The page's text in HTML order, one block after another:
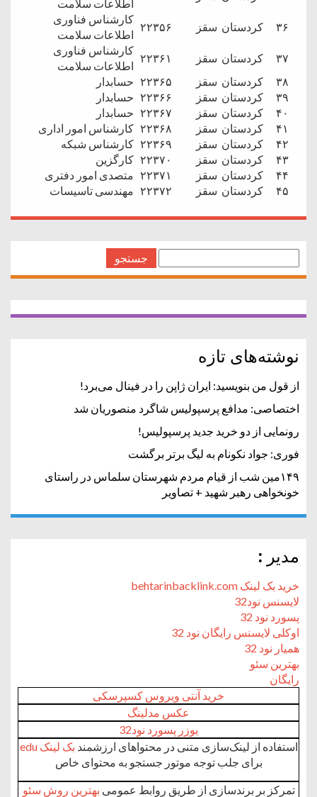
اطلاعات سلامت
۳۶
کردستان سقز ۲۲۳۵۶
کارشناس فناوری
اطلاعات سلامت
۳۷
کردستان سقز ۲۲۳۶۱
کارشناس فناوری
اطلاعات سلامت
۳۸
کردستان سقز ۲۲۳۶۵ حسابدار
۳۹
کردستان سقز ۲۲۳۶۶ حسابدار
۴۰
کردستان سقز ۲۲۳۶۷ حسابدار
۴۱
کردستان سقز ۲۲۳۶۸ کارشناس امور اداری
۴۲
کردستان سقز ۲۲۳۶۹ کارشناس شبکه
۴۳
کردستان سقز ۲۲۳۷۰ کارگزین
۴۴
کردستان سقز ۲۲۳۷۱ متصدی امور دفتری
۴۵
کردستان سقز ۲۲۳۷۲ مهندسی تاسیسات
برای:
نوشته‌های تازه
از قول من بنویسید: ایران ژاپن را در فینال می‌برد!
اختصاصی: مدافع پرسپولیس شاگرد منصوریان شد
رونمایی از دو خرید جدید پرسپولیس!
فوری: جواد نکونام به لیگ برتر برگشت
۱۴۹مین شب از قیام مردم شهرستان سلماس در راستای
خونخواهی رهبر شهید + تصاویر
مدیر :
خرید بک لینک behtarinbacklink.com
لایسنس نود32
پسورد نود 32
اوکلی لایسنس رایگان نود 32
همیار نود 32
بهترین سئو
رایگان
خرید آنتی ویروس کسپرسکی
عکس مدلینگ
یوزر پسورد نود32
استفاده از لینک‌سازی متنی در محتواهای ارزشمند بک لینک edu
برای جلب توجه موتور جستجو به محتوای خاص
تمرکز بر برندسازی از طریق روابط عمومی بهترین روش سئو